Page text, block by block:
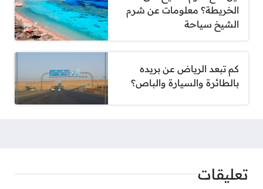
الخريطة؟ معلومات عن شرم
الشيخ سياحة
كم تبعد الرياض عن بريده
بالطائرة والسيارة والباص؟
تعليقات